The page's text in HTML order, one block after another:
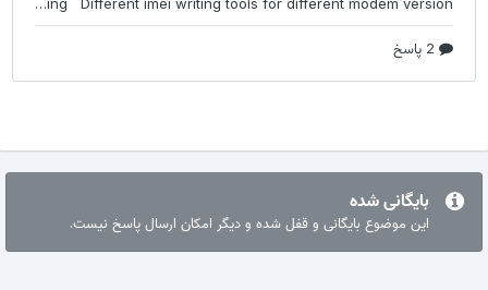
بایگانی شده
این موضوع بایگانی و قفل شده و دیگر امکان ارسال پاسخ نیست.